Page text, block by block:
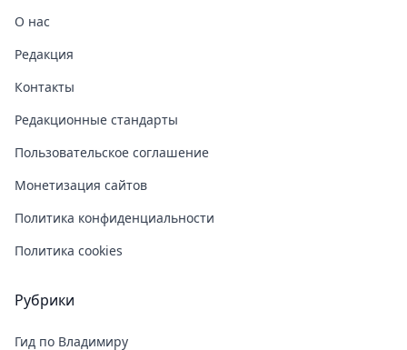
О нас
Редакция
Контакты
Редакционные стандарты
Пользовательское соглашение
Монетизация сайтов
Политика конфиденциальности
Политика cookies
Рубрики
Гид по Владимиру